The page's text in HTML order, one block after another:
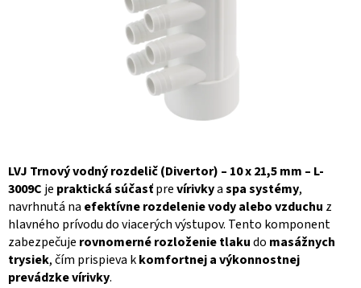
LVJ Trnový vodný rozdelič (Divertor) – 10 x 21,5 mm – L-
3009C je praktická súčasťprevírivkyaspa systémy,
navrhnutá na efektívne rozdelenie vody alebo vzduchu z
hlavného prívodu do viacerých výstupov. Tento komponent
zabezpečuje rovnomerné rozloženie tlakudo masážnych
trysiek, čím prispieva kkomfortnej a výkonnostnej
prevádzke vírivky.